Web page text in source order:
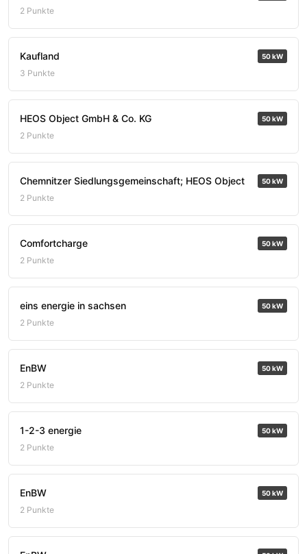
2 Punkte
Kaufland 50 kW
3 Punkte
HEOS Object GmbH & Co. KG 50 kW
2 Punkte
Chemnitzer Siedlungsgemeinschaft; HEOS Object 50 kW
2 Punkte
Comfortcharge 50 kW
2 Punkte
eins energie in sachsen 50 kW
2 Punkte
EnBW 50 kW
2 Punkte
1-2-3 energie 50 kW
2 Punkte
EnBW 50 kW
2 Punkte